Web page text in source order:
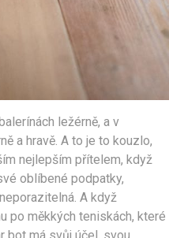
ležérně, a v
a hravě. A to je to kouzlo,
nejlepším přítelem, když
oblíbené podpatky,
A když
po měkkých teniskách, které